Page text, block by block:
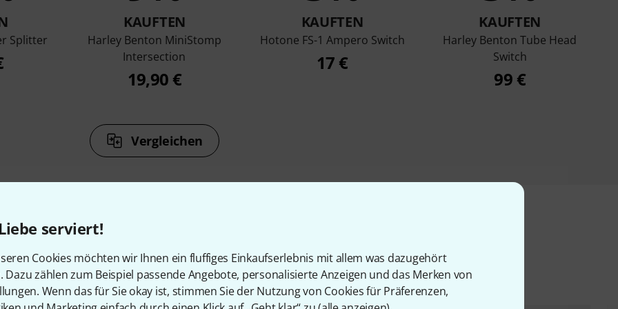
serviert!
Cookies möchten wir Ihnen ein fluffiges Einkaufserlebnis mit allem was dazugehört
Dazu zählen zum Beispiel passende Angebote, personalisierte Anzeigen und das Merken von
Wenn das für Sie okay ist, stimmen Sie der Nutzung von Cookies für Präferenzen,
Splitter
KAUFTEN
Harley Benton MiniStomp
Intersection
19,90 €
KAUFTEN
Hotone FS-1 Ampero Switch
17 €
KAUFTEN
Harley Benton Tube Head
Switch
99 €
Vergleichen
& passende Artikel